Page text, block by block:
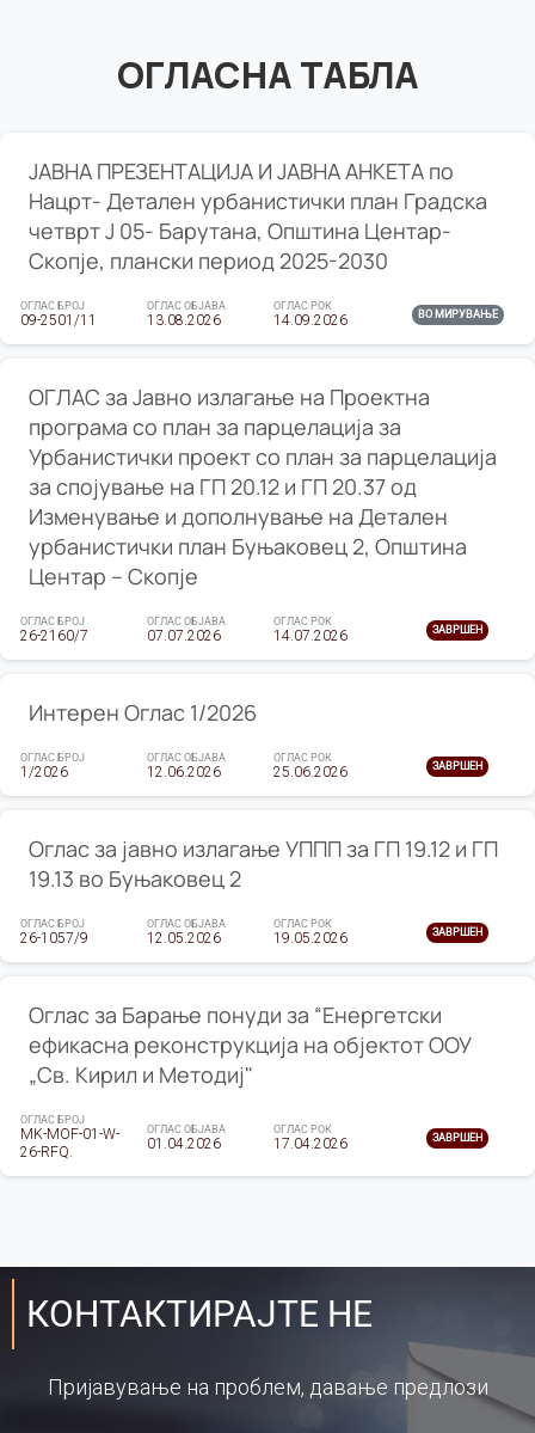
ОГЛАСНА ТАБЛА
ЈАВНА ПРЕЗЕНТАЦИЈА И ЈАВНА АНКЕТА по
Нацрт- Детален урбанистички план Градска
четврт Ј 05- Барутана, Општина Центар-
Скопје, плански период 2025-2030
ОГЛАС БРОЈ
09-2501/11
ОГЛАС ОБЈАВА
13.08.2026
ОГЛАС РОК
14.09.2026 ВО МИРУВАЊЕ
ОГЛАС за Јавно излагање на Проектна
програма со план за парцелација за
Урбанистички проект со план за парцелација
за спојување на ГП 20.12 и ГП 20.37 од
Изменување и дополнување на Детален
урбанистички план Буњаковец 2, Општина
Центар – Скопје
ОГЛАС БРОЈ
26-2160/7
ОГЛАС ОБЈАВА
07.07.2026
ОГЛАС РОК
14.07.2026 ЗАВРШЕН
Интерен Оглас 1/2026
ОГЛАС БРОЈ
1/2026
ОГЛАС ОБЈАВА
12.06.2026
ОГЛАС РОК
25.06.2026 ЗАВРШЕН
Оглас за јавно излагање УППП за ГП 19.12 и ГП
19.13 во Буњаковец 2
ОГЛАС БРОЈ
26-1057/9
ОГЛАС ОБЈАВА
12.05.2026
ОГЛАС РОК
19.05.2026 ЗАВРШЕН
Оглас за Барање понуди за “Енергетски
ефикасна реконструкција на објектот ООУ
„Св. Кирил и Методиј"
ОГЛАС БРОЈ
MK-MOF-01-W-
26-RFQ.
ОГЛАС ОБЈАВА
01.04.2026
ОГЛАС РОК
17.04.2026 ЗАВРШЕН
КОНТАКТИРАЈТЕ НЕ
Пријавување на проблем, давање предлози